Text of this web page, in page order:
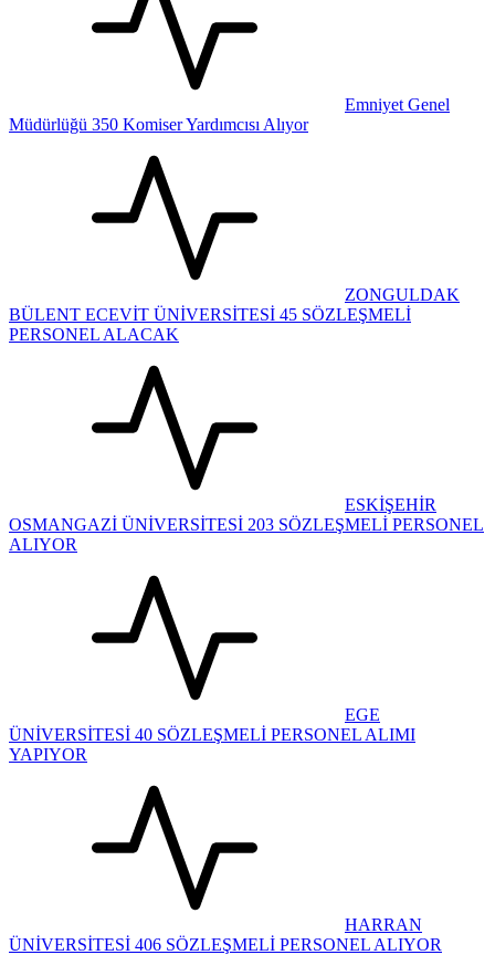
Emniyet Genel
Müdürlüğü 350 Komiser Yardımcısı Alıyor
ZONGULDAK
BÜLENT ECEVİT ÜNİVERSİTESİ 45 SÖZLEŞMELİ
PERSONEL ALACAK
ESKİŞEHİR
OSMANGAZİ ÜNİVERSİTESİ 203 SÖZLEŞMELİ PERSONEL
ALIYOR
EGE
ÜNİVERSİTESİ 40 SÖZLEŞMELİ PERSONEL ALIMI
YAPIYOR
HARRAN
ÜNİVERSİTESİ 406 SÖZLEŞMELİ PERSONEL ALIYOR